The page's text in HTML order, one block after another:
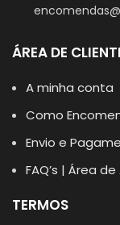
ÁREA DE
A minha conta
Como
Envio e
FAQ’s | Área
TERMOS